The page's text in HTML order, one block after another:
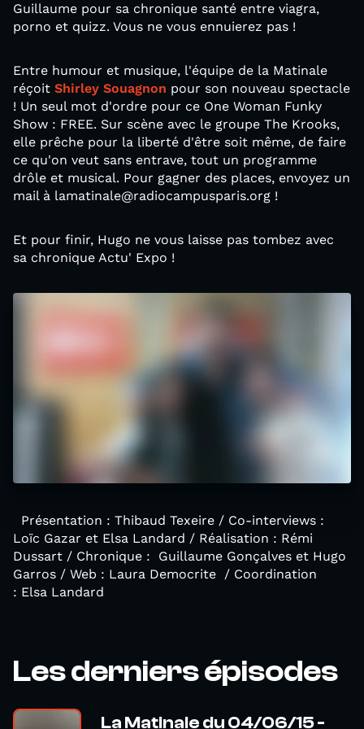
Guillaume pour sa chronique santé entre viagra,
porno et quizz. Vous ne vous ennuierez pas !
Entre humour et musique, l'équipe de la Matinale
réçoit Shirley Souagnon pour son nouveau spectacle
! Un seul mot d'ordre pour ce One Woman Funky
Show : FREE. Sur scène avec le groupe The Krooks,
elle prêche pour la liberté d'être soit même, de faire
ce qu'on veut sans entrave, tout un programme
drôle et musical. Pour gagner des places, envoyez un
mail à lamatinale@radiocampusparis.org !
Et pour finir, Hugo ne vous laisse pas tombez avec
sa chronique Actu' Expo !
Présentation : Thibaud Texeire / Co-interviews :
Loïc Gazar et Elsa Landard / Réalisation : Rémi
Dussart / Chronique : Guillaume Gonçalves et Hugo
Garros / Web : Laura Democrite / Coordination
: Elsa Landard
Les derniers épisodes
La Matinale du 04/06/15 -